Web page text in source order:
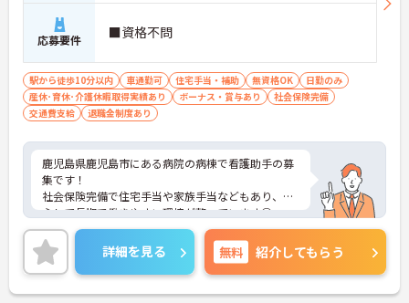
応募要件 ■資格不問
駅から徒歩10分以内 車通勤可 住宅手当・補助 無資格OK
日勤のみ
産休･育休･介護休暇取得実績あり
ボーナス・賞与あり
社会保険完備
交通費支給
退職金制度あり
鹿児島県鹿児島市にある病院の病棟で看護助手の募
集です！
社会保険完備で住宅手当や家族手当などもあり、安
心して長期で働きやすい環境が整っています◎
また、昇給と計3.50ヵ月分の賞与実績があり、あな
たの頑張りがしっかり評価され、やりがいを持って
お仕事ができます！
ご興味ある方は面接ポイントをお伝えしますので、
お気軽にご連絡ください。
詳細を見る 無料 紹介してもらう